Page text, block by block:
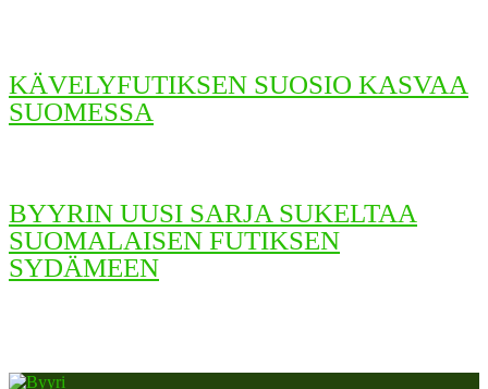
KÄVELYFUTIKSEN SUOSIO KASVAA
SUOMESSA
BYYRIN UUSI SARJA SUKELTAA
SUOMALAISEN FUTIKSEN
SYDÄMEEN